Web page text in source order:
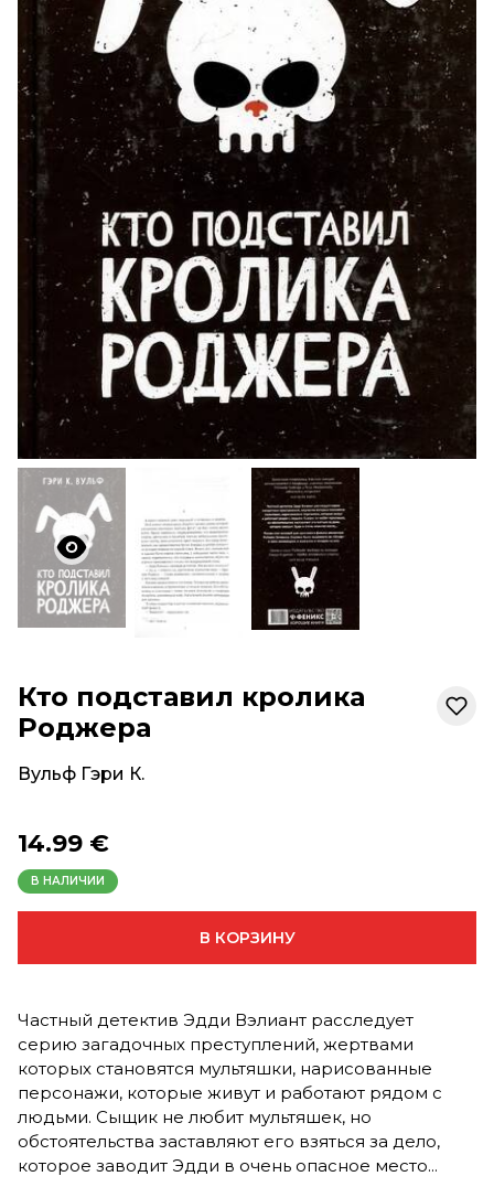
Кто подставил кролика
Роджера
Вульф Гэри К.
14.99 €
В НАЛИЧИИ
В КОРЗИНУ
Частный детектив Эдди Вэлиант расследует
серию загадочных преступлений, жертвами
которых становятся мультяшки, нарисованные
персонажи, которые живут и работают рядом с
людьми. Сыщик не любит мультяшек, но
обстоятельства заставляют его взяться за дело,
которое заводит Эдди в очень опасное место...